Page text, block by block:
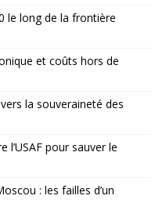
le long de la frontière
et coûts hors de
la souveraineté des
l’USAF pour sauver le
: les failles d’un